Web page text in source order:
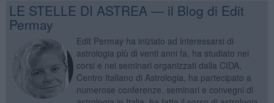
LE STELLE DI ASTREA — il Blog di Edit
Permay
Edit Permay ha iniziato ad interessarsi di
astrologia più di venti anni fa, ha studiato nei
corsi e nei seminari organizzati dalla CIDA,
Centro Italiano di Astrologia, ha partecipato a
numerose conferenze, seminari e convegni di